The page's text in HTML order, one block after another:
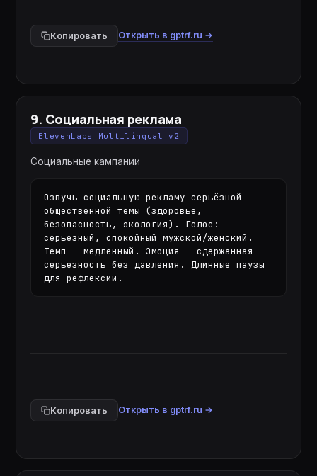
Копировать Открыть в gptrf.ru →
9. Социальная реклама
ElevenLabs Multilingual v2
Социальные кампании
Озвучь социальную рекламу серьёзной
общественной темы (здоровье,
безопасность, экология). Голос:
серьёзный, спокойный мужской/женский.
Темп — медленный. Эмоция — сдержанная
серьёзность без давления. Длинные паузы
для рефлексии.
Копировать Открыть в gptrf.ru →